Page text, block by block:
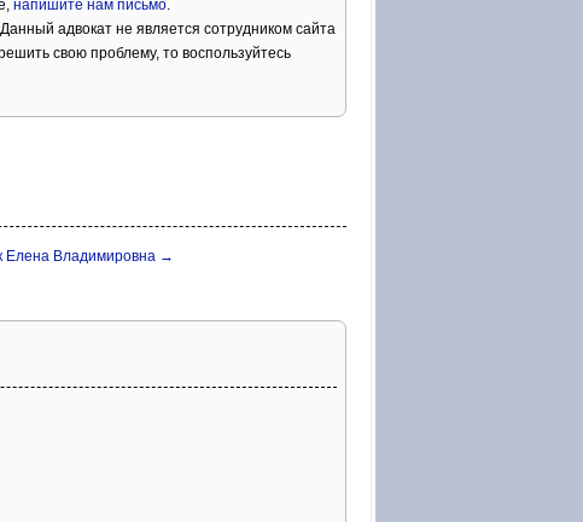
напишите нам письмо.
адвокат не является сотрудником сайта
свою проблему, то воспользуйтесь
Елена Владимировна →